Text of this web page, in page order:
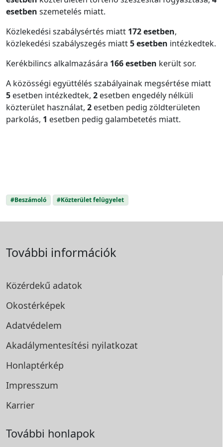
esetben szemetelés miatt.
Közlekedési szabálysértés miatt 172 esetben,
közlekedési szabályszegés miatt5 esetben intézkedtek.
Kerékbilincs alkalmazására 166 esetben került sor.
A közösségi együttélés szabályainak megsértése miatt
5 esetben intézkedtek, 2 esetben engedély nélküli
közterület használat, 2 esetben pedig zöldterületen
parkolás, 1 esetben pedig galambetetés miatt.
#Beszámoló #Közterület felügyelet
További információk
Közérdekű adatok
Okostérképek
Adatvédelem
Akadálymentesítési nyilatkozat
Honlaptérkép
Impresszum
Karrier
További honlapok